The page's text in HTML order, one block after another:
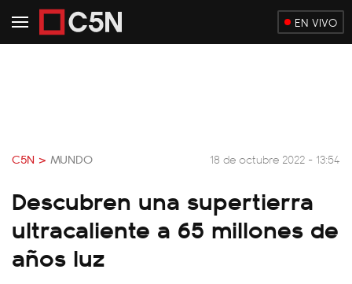
EN VIVO
C5N > MUNDO 18 de octubre 2022 - 13:54
Descubren una supertierra
ultracaliente a 65 millones de
años luz